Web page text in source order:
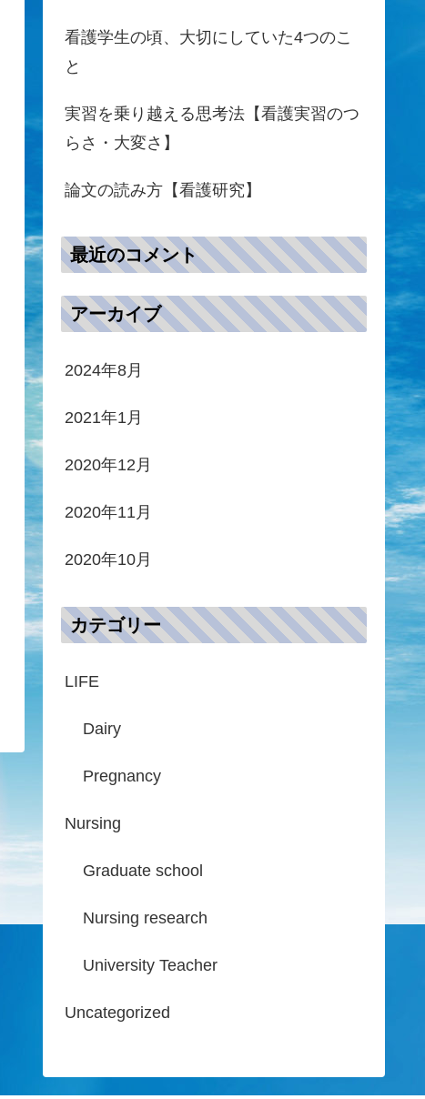
看護学生の頃、大切にしていた4つのこ
と
実習を乗り越える思考法【看護実習のつ
らさ・大変さ】
論文の読み方【看護研究】
最近のコメント
アーカイブ
2024年8月
2021年1月
2020年12月
2020年11月
2020年10月
カテゴリー
LIFE
Dairy
Pregnancy
Nursing
Graduate school
Nursing research
University Teacher
Uncategorized